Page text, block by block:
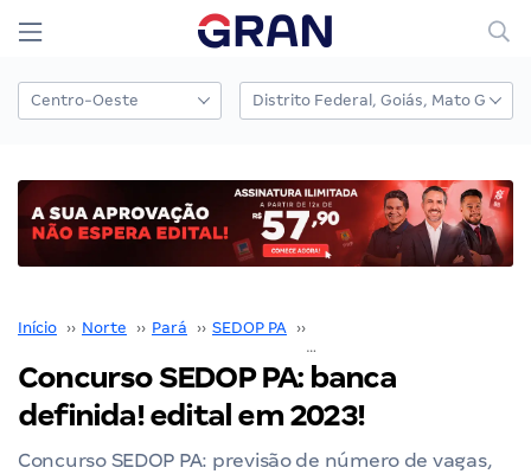
Início ›› Norte ›› Pará ›› SEDOP PA ››
Concurso SEDOP PA: banca
definida! edital em 2023!
Concurso SEDOP PA: previsão de número de vagas,